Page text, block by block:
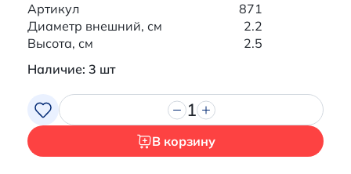
Артикул
871
Диаметр внешний, см
2.2
Высота, см
2.5
Наличие: 3 шт
1
В корзину